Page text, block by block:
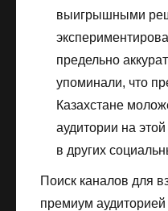
выигрышными
предельно
упоминали, что
Казахстане
аудитории на
в других
Поиск каналов для
премиум